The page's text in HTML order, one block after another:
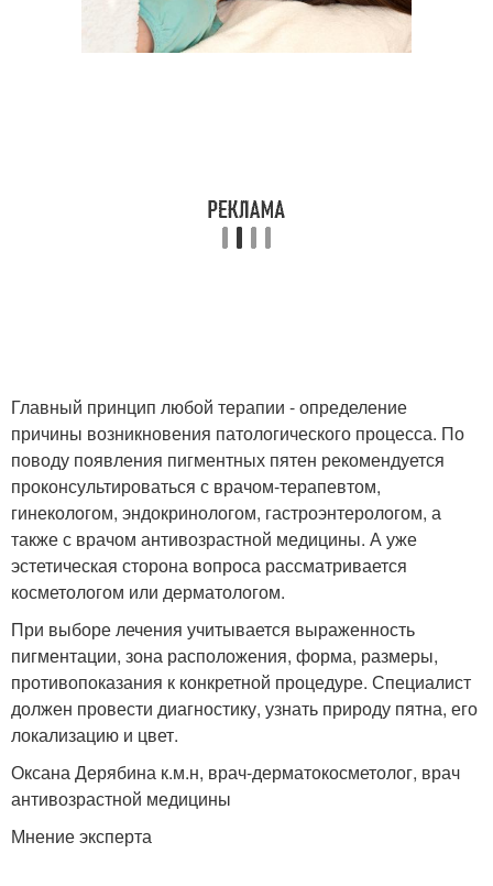
Главный принцип любой терапии - определение
причины возникновения патологического процесса. По
поводу появления пигментных пятен рекомендуется
проконсультироваться с врачом-терапевтом,
гинекологом, эндокринологом, гастроэнтерологом, а
также с врачом антивозрастной медицины. А уже
эстетическая сторона вопроса рассматривается
косметологом или дерматологом.
При выборе лечения учитывается выраженность
пигментации, зона расположения, форма, размеры,
противопоказания к конкретной процедуре. Специалист
должен провести диагностику, узнать природу пятна, его
локализацию и цвет.
Оксана Дерябина к.м.н, врач-дерматокосметолог, врач
антивозрастной медицины
Мнение эксперта